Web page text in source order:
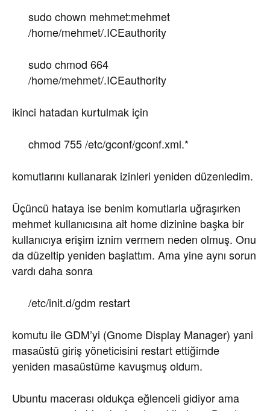
sudo chown mehmet:mehmet
/home/mehmet/.ICEauthority
sudo chmod 664
/home/mehmet/.ICEauthority
ikinci hatadan kurtulmak için
chmod 755 /etc/gconf/gconf.xml.*
komutlarını kullanarak izinleri yeniden düzenledim.
Üçüncü hataya ise benim komutlarla uğraşırken
mehmet kullanıcısına ait home dizinine başka bir
kullanıcıya erişim iznim vermem neden olmuş. Onu
da düzeltip yeniden başlattım. Ama yine aynı sorun
vardı daha sonra
/etc/init.d/gdm restart
komutu ile GDM’yi (Gnome Display Manager) yani
masaüstü giriş yöneticisini restart ettiğimde
yeniden masaüstüme kavuşmuş oldum.
Ubuntu macerası oldukça eğlenceli gidiyor ama